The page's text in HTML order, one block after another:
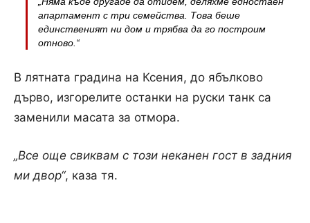
апартамент с три семейства. Това беше
единственият ни дом и трябва да го построим
отново.“
В лятната градина на Ксения, до ябълково
дърво, изгорелите останки на руски танк са
заменили масата за отмора.
„Все още свиквам с този неканен гост в задния
ми двор“, каза тя.